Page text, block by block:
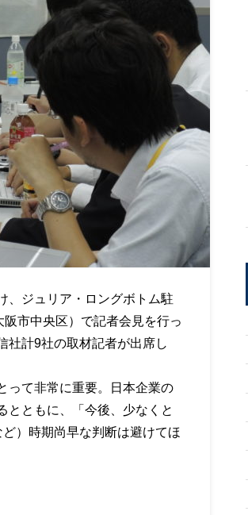
、ジュリア・ロングボトム駐
市中央区）で記者会見を行っ
社計9社の取材記者が出席し
って非常に重要。日本企業の
とともに、「今後、少なくと
）時期尚早な判断は避けてほ